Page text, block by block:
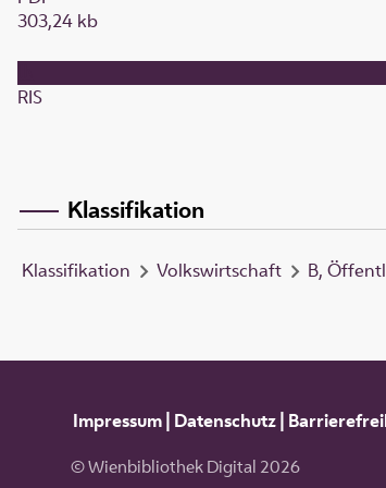
303,24 kb
RIS
Klassifikation
Klassifikation Volkswirtschaft B,
Impressum| Datenschutz|
© Wienbibliothek Digital 2026